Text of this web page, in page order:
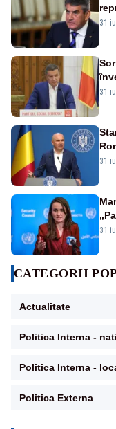
31
31
a
31
și
31
CATEGORII
Actualitate
Politica Interna -
Politica Interna -
Politica Externa